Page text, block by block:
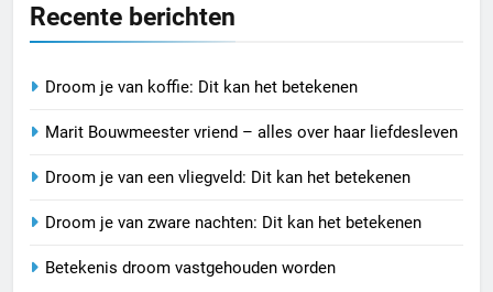
Recente berichten
Droom je van koffie: Dit kan het betekenen
Marit Bouwmeester vriend – alles over haar liefdesleven
Droom je van een vliegveld: Dit kan het betekenen
Droom je van zware nachten: Dit kan het betekenen
Betekenis droom vastgehouden worden